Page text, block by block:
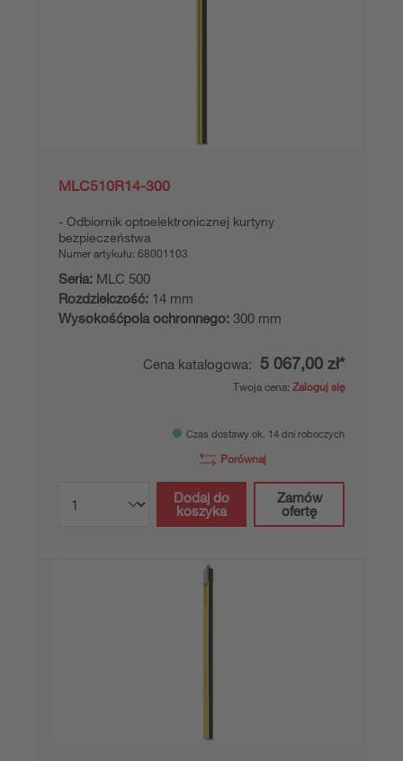
MLC510R14-300
Odbiornik optoelektronicznej kurtyny
bezpieczeństwa
Numer artykułu: 68001103
Seria: MLC 500
Rozdzielczość: 14 mm
Wysokośćpola ochronnego: 300 mm
Cena katalogowa: 5 067,00 zł*
Twoja cena: Zaloguj się
Czas dostawy ok. 14 dni roboczych
Porównaj
Dodaj do
koszyka
Zamów
ofertę